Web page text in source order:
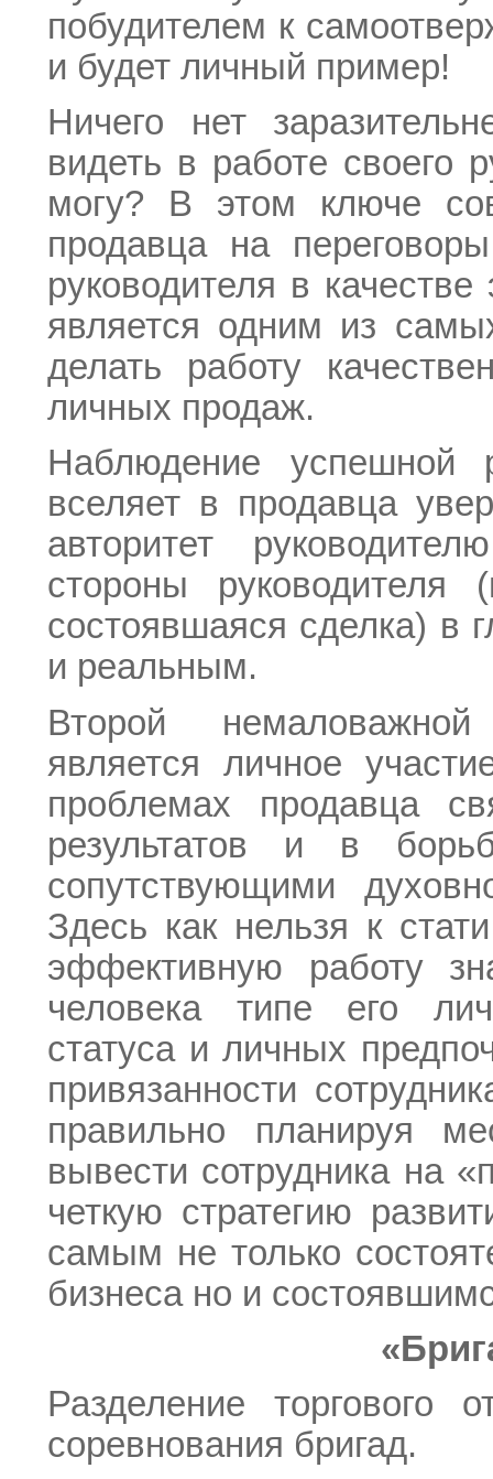
побудителем к
и будет личный пример!
Ничего нет
видеть в работе своего
могу? В этом ключе
продавца на
руководителя в
является одним из
делать работу
личных продаж.
Наблюдение успешной
вселяет в продавца
авторитет
стороны руководителя
состоявшаяся сделка) в
и реальным.
Второй
является личное
проблемах продавца
результатов и в
сопутствующими
Здесь как нельзя к
эффективную работу
человека типе его
статуса и личных
привязанности
правильно планируя
вывести сотрудника на
четкую стратегию
самым не только
бизнеса но и
Разделение торгового
соревнования бригад.